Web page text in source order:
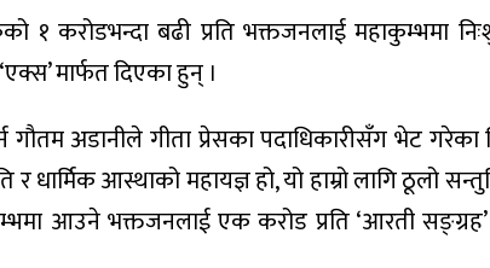
१ करोडभन्दा बढी प्रति भक्तजनलाई महाकुम्भमा
मार्फत दिएका हुन् ।
गौतम अडानीले गीता प्रेसका पदाधिकारीसँग भेट
आस्थाको महायज्ञ हो, यो हाम्रो लागि ठूलो
आउने भक्तजनलाई एक करोड प्रति ‘आरती